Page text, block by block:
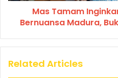
Mas Tamam
Bernuansa Madura,
Related Articles